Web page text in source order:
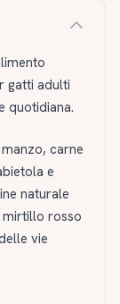
gatti adulti
quotidiana.
carne
e
naturale
mirtillo rosso
vie